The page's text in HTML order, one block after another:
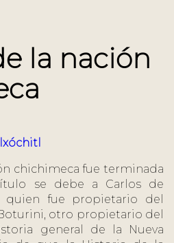
la nación
chichimeca fue terminada
se debe a Carlos de
quien fue propietario del
otro propietario del
general de la Nueva